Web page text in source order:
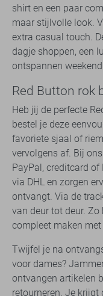
shirt en een paar
maar stijlvolle look.
extra casual touch.
dagje shoppen, een
ontspannen
Red Button rok
Heb jij de perfecte
bestel je deze
favoriete sjaal of
vervolgens af. Bij
PayPal, creditcard
via DHL en zorgen
ontvangt. Via de
van deur tot deur.
compleet maken
Twijfel je na
voor dames?
ontvangen artikelen
retourneren. Je